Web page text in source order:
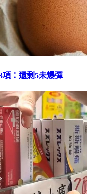
：還剩5未爆彈